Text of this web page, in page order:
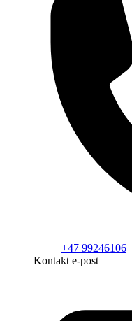
+47 99246106
Kontakt e-post